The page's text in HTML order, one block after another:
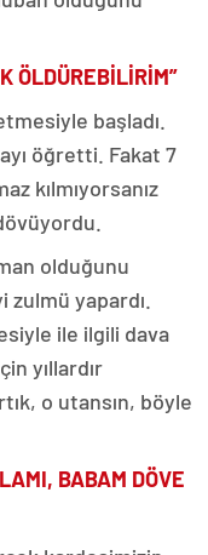
ÖLDÜREBİLİRİM”
başladı.
öğretti. Fakat 7
kılmıyorsanız
olduğunu
yapardı.
ile ilgili dava
yıllardır
o utansın, böyle
BABAM DÖVE